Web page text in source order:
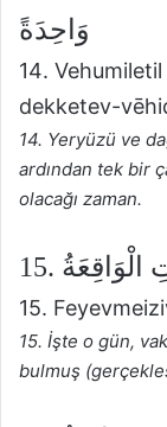
وَاحِدَةً
14.
dekketev-
14. Yeryüzü ve
ardından tek bir
olacağı zaman.
الْوَاقِعَةُ
15.
15. İşte o gün,
bulmuş